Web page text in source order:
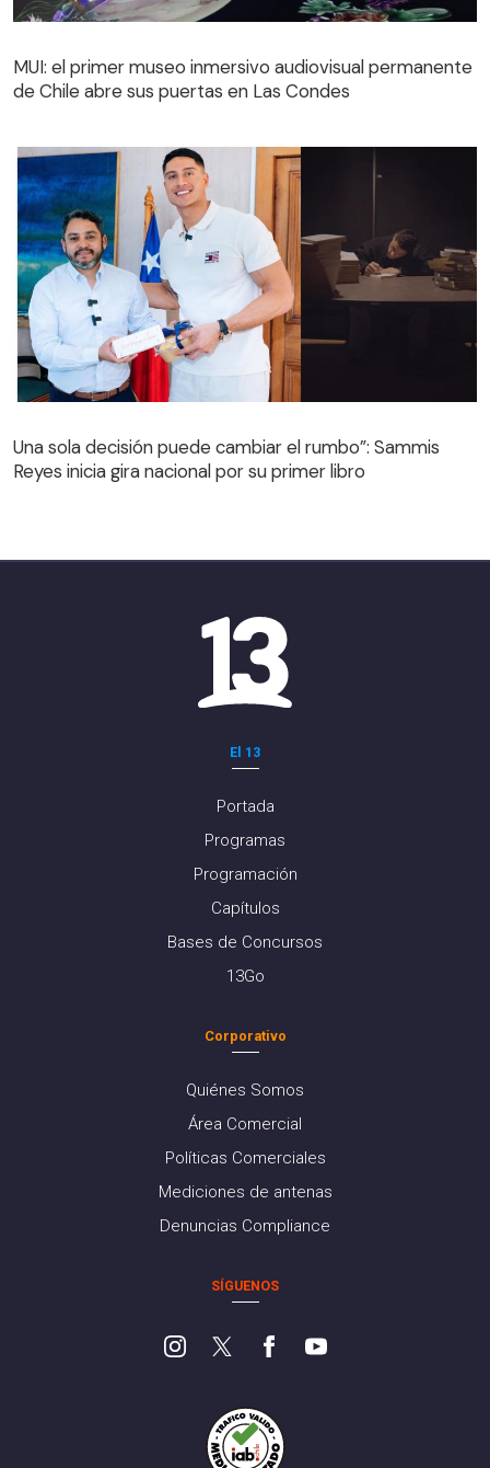
MUI: el primer museo inmersivo audiovisual permanente
de Chile abre sus puertas en Las Condes
Una sola decisión puede cambiar el rumbo”: Sammis
Reyes inicia gira nacional por su primer libro
El 13
Portada
Programas
Programación
Capítulos
Bases de Concursos
13Go
Corporativo
Quiénes Somos
Área Comercial
Políticas Comerciales
Mediciones de antenas
Denuncias Compliance
SÍGUENOS